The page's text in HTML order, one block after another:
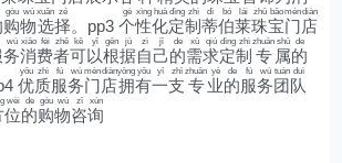
购
gòu
物
wù
选
xuǎn
择
zé
。pp3个
gè
性
xìng
化
huà
定
dìng
制
zhì
蒂
dì
伯
bó
莱
lái
珠
zhū
宝
bǎo
门
mén
店
diàn
务
wù
消
xiāo
费
fèi
者
zhě
可
kě
以
yǐ
根
gēn
据
jù
自
zì
己
jǐ
的
de
需
xū
求
qiú
定
dìng
制
zhì
专
zhuān
属
shǔ
的
de
优
yōu
质
zhì
服
fú
务
wù
门
mén
店
diàn
拥
yōng
有
yǒu
一
yī
支
zhī
专
zhuān
业
yè
的
de
服
fú
务
wù
团
tuán
队
duì
位
wèi
的
de
购
gòu
物
wù
咨
zī
询
xún